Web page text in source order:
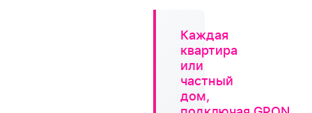
Каждая
квартира
или
частный
дом,